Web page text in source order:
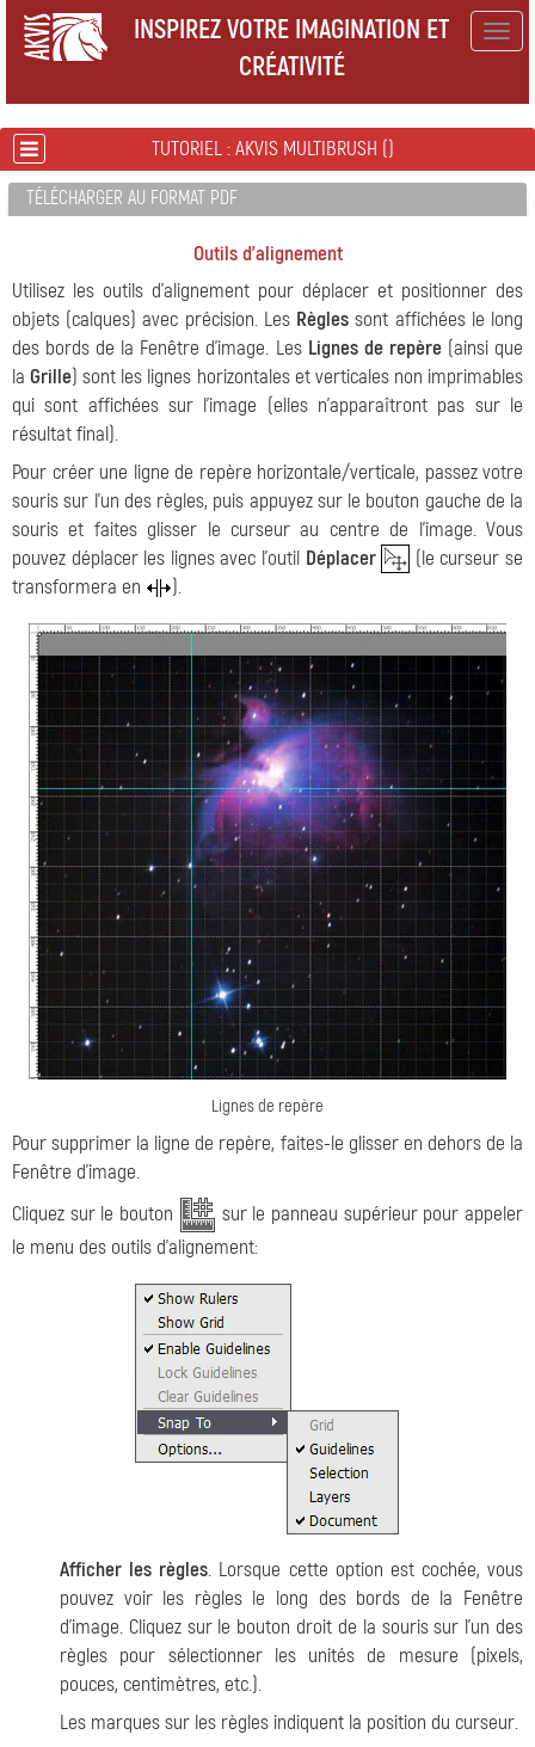
INSPIREZ VOTRE IMAGINATION ET
CRÉATIVITÉ
TUTORIEL : AKVIS MULTIBRUSH ()
TÉLÉCHARGER AU FORMAT PDF
Outils d'alignement
Utilisez les outils d'alignement pour déplacer et positionner des
objets (calques) avec précision. Les Règles sont affichées le long
des bords de la Fenêtre d'image. Les Lignes de repère(ainsi que
laGrille) sont les lignes horizontales et verticales non imprimables
qui sont affichées sur l'image (elles n'apparaîtront pas sur le
résultat final).
Pour créer une ligne de repère horizontale/verticale, passez votre
souris sur l'un des règles, puis appuyez sur le bouton gauche de la
souris et faites glisser le curseur au centre de l'image. Vous
pouvez déplacer les lignes avec l'outil Déplacer
(le curseur se
transformera en
).
Lignes de repère
Pour supprimer la ligne de repère, faites-le glisser en dehors de la
Fenêtre d'image.
Cliquez sur le bouton
sur le panneau supérieur pour appeler
le menu des outils d'alignement:
Afficher les règles. Lorsque cette option est cochée, vous
pouvez voir les règles le long des bords de la Fenêtre
d'image. Cliquez sur le bouton droit de la souris sur l'un des
règles pour sélectionner les unités de mesure (pixels,
pouces, centimètres, etc.).
Les marques sur les règles indiquent la position du curseur.